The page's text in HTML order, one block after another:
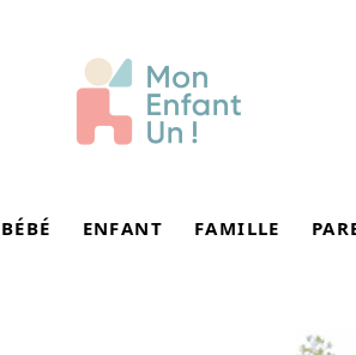
BÉBÉ ENFANT FAMILLE